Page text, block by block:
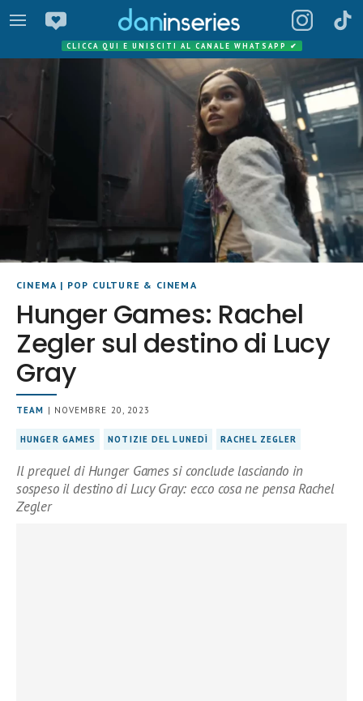
CLICCA QUI E UNISCITI AL CANALE WHATSAPP ✔
CINEMA | POP CULTURE & CINEMA
Hunger Games: Rachel
Zegler sul destino di Lucy
Gray
TEAM | NOVEMBRE 20, 2023
HUNGER GAMES NOTIZIE DEL LUNEDÌ RACHEL ZEGLER
Il prequel di Hunger Games si conclude lasciando in
sospeso il destino di Lucy Gray: ecco cosa ne pensa Rachel
Zegler